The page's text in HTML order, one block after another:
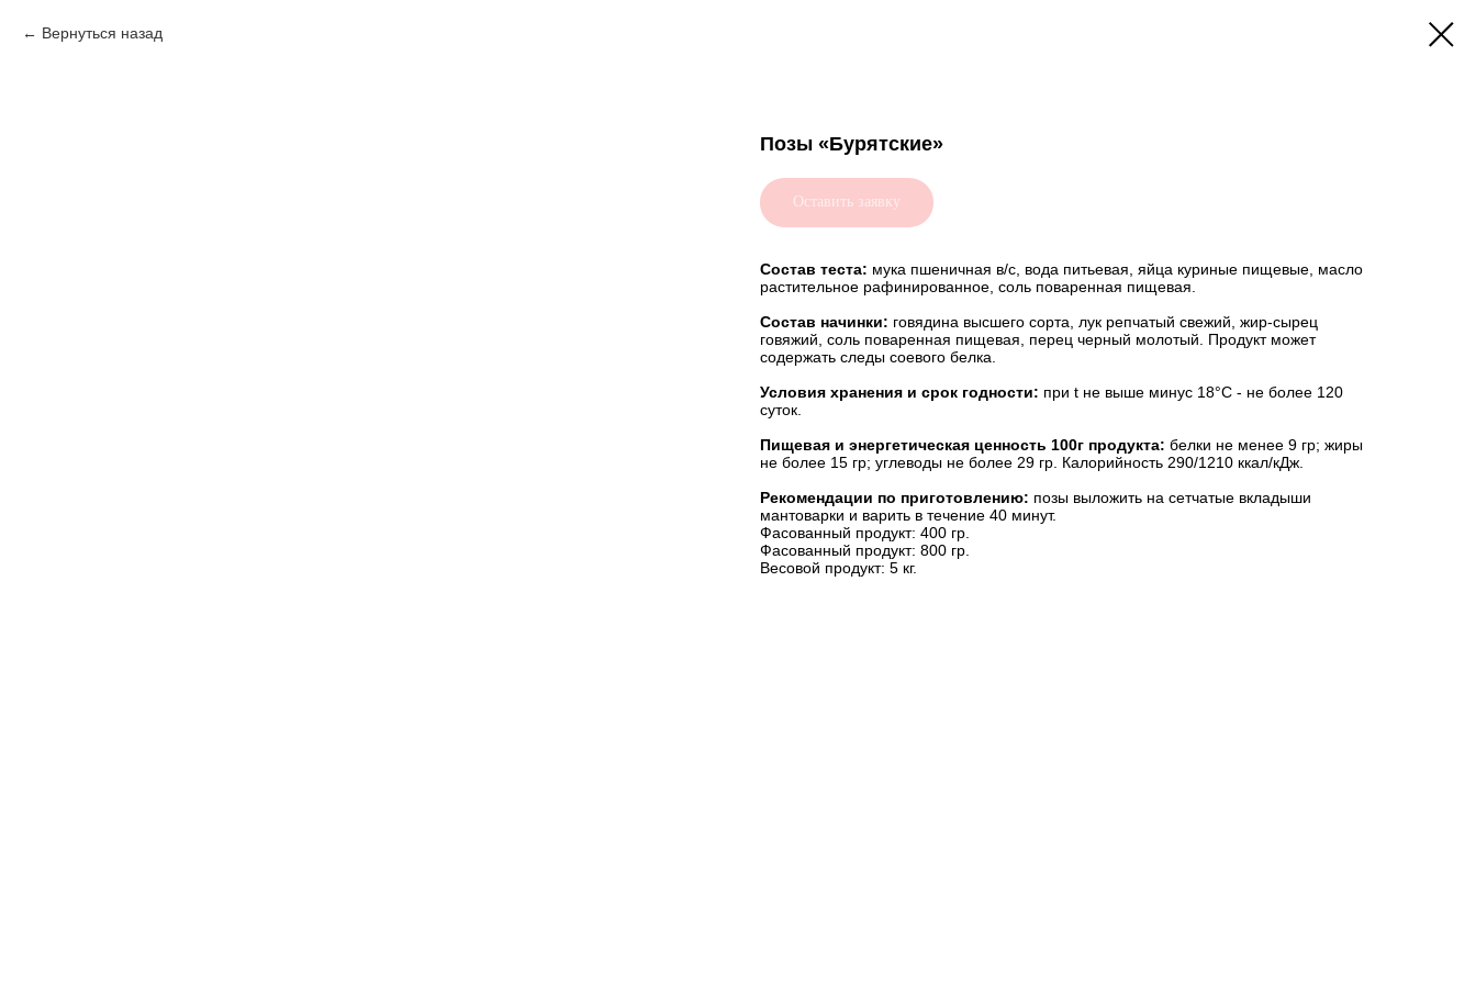
Вернуться назад
Позы «Бурятские»
Оставить заявку
Состав теста: мука пшеничная в/с, вода питьевая, яйца куриные пищевые, масло
растительное рафинированное, соль поваренная пищевая.
Состав начинки: говядина высшего сорта, лук репчатый свежий, жир-сырец
говяжий, соль поваренная пищевая, перец черный молотый. Продукт может
содержать следы соевого белка.
Условия хранения и срок годности: при t не выше минус 18°С - не более 120
суток.
Пищевая и энергетическая ценность 100г продукта: белки не менее 9 гр; жиры
не более 15 гр; углеводы не более 29 гр. Калорийность 290/1210 ккал/кДж.
Рекомендации по приготовлению: позы выложить на сетчатые вкладыши
мантоварки и варить в течение 40 минут.
Фасованный продукт: 400 гр.
Фасованный продукт: 800 гр.
Весовой продукт: 5 кг.